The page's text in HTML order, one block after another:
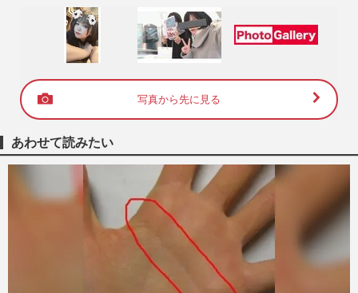
写真から先に見る
あわせて読みたい